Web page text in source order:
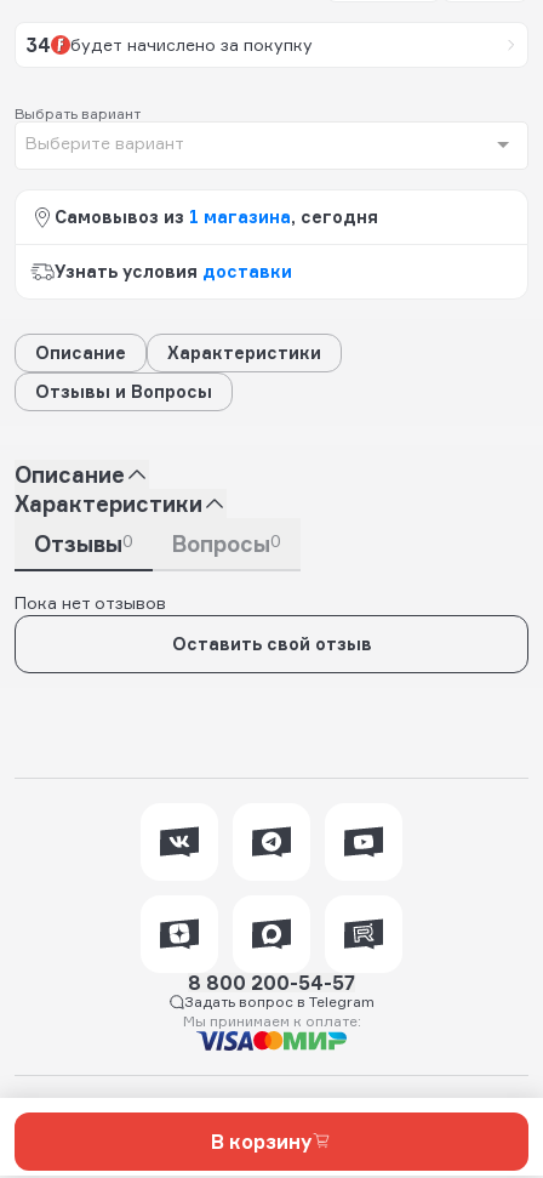
Выбрать вариант
Выберите вариант
В корзину
34 будет начислено за покупку
Самовывоз из 1 магазина, сегодня
Узнать условия доставки
Описание
Характеристики
Отзывы и Вопросы
Описание
Характеристики
Отзывы0 Вопросы0
Пока нет отзывов
Оставить свой отзыв
8 800 200-54-57
Задать вопрос в Telegram
Мы принимаем к оплате:
Продажа товаров для рыбалки и активного отдыха. Узнайте больше
о спиннинговой рыбалке на https://wtfish.ru Все права защищены